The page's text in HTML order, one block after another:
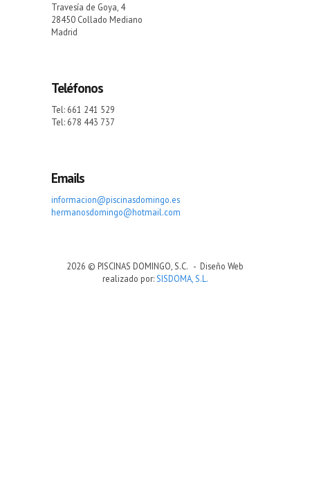
Travesía de Goya, 4
28450 Collado Mediano
Madrid
Teléfonos
Tel: 661 241 529
Tel: 678 443 737
Emails
informacion@piscinasdomingo.es
hermanosdomingo@hotmail.com
2026 © PISCINAS DOMINGO, S.C. - Diseño Web
realizado por: SISDOMA, S.L.